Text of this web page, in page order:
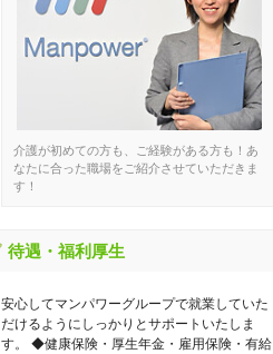
介護が初めての方も、ご経験がある方も！あ
なたに合った職場をご紹介させていただきま
す！
待遇・福利厚生
安心してマンパワーグループで就業していた
だけるようにしっかりとサポートいたしま
す。 ◆健康保険・厚生年金・雇用保険・有給